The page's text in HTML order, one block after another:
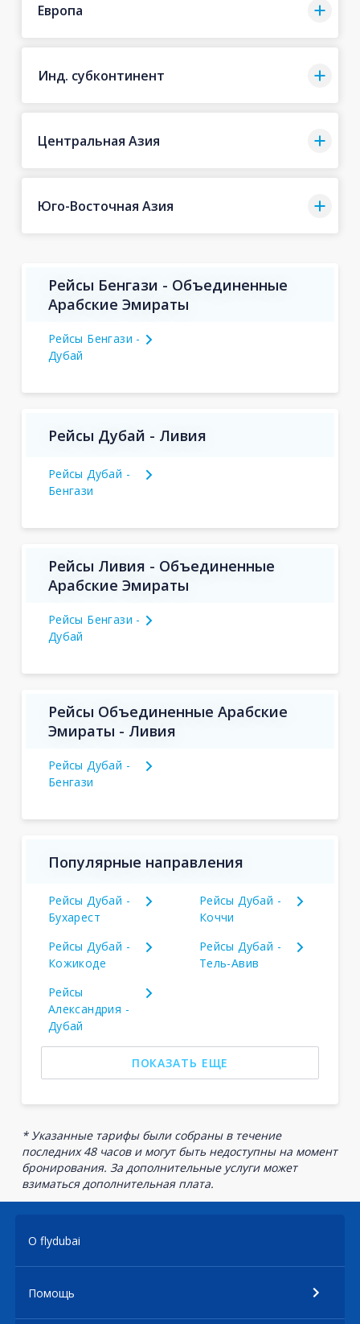
Европа
Инд. субконтинент
Центральная Азия
Юго-Восточная Азия
Рейсы Бенгази - Объединенные
Арабские Эмираты
Рейсы Бенгази -
Дубай
Рейсы Дубай - Ливия
Рейсы Дубай -
Бенгази
Рейсы Ливия - Объединенные
Арабские Эмираты
Рейсы Бенгази -
Дубай
Рейсы Объединенные Арабские
Эмираты - Ливия
Рейсы Дубай -
Бенгази
Популярные направления
Рейсы Дубай -
Бухарест
Рейсы Дубай -
Коччи
Рейсы Дубай -
Кожикоде
Рейсы Дубай -
Тель-Авив
Рейсы
Александрия -
Дубай
ПОКАЗАТЬ ЕЩЕ
* Указанные тарифы были собраны в течение
последних 48 часов и могут быть недоступны на момент
бронирования. За дополнительные услуги может
взиматься дополнительная плата.
О flydubai
Помощь